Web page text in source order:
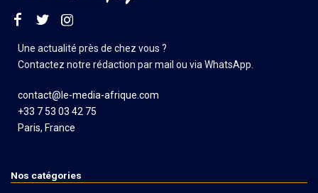
Une actualité près de chez vous ?
Contactez notre rédaction par mail ou via WhatsApp.
contact@le-media-afrique.com
+33 7 53 03 42 75
Paris, France
Nos catégories